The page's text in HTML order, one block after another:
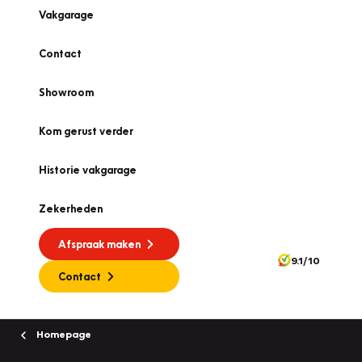
Vakgarage
Contact
Showroom
Kom gerust verder
Historie vakgarage
Zekerheden
Afspraak maken
Contact
9.1/10
Homepage